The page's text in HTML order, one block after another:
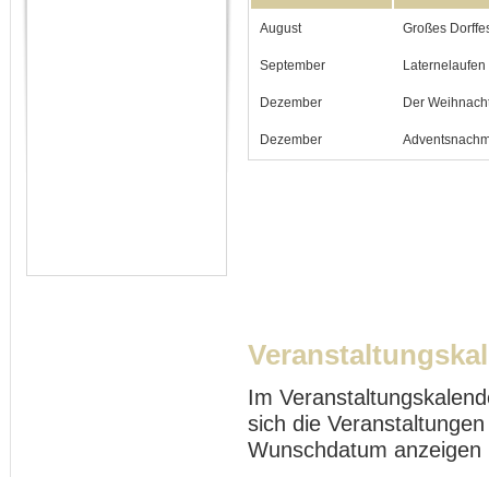
August Großes
September Laternelaufen
Dezember Der
Dezember
Im
sich die
Wunschdatum